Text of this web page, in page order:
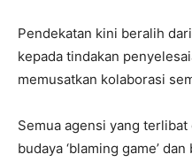
Pendekatan kini beralih
kepada tindakan
memusatkan kolaborasi
Semua agensi yang
budaya ‘blaming game’